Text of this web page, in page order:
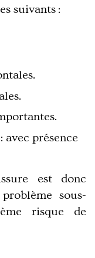
suivants :
avec présence
est donc
sous-
risque de